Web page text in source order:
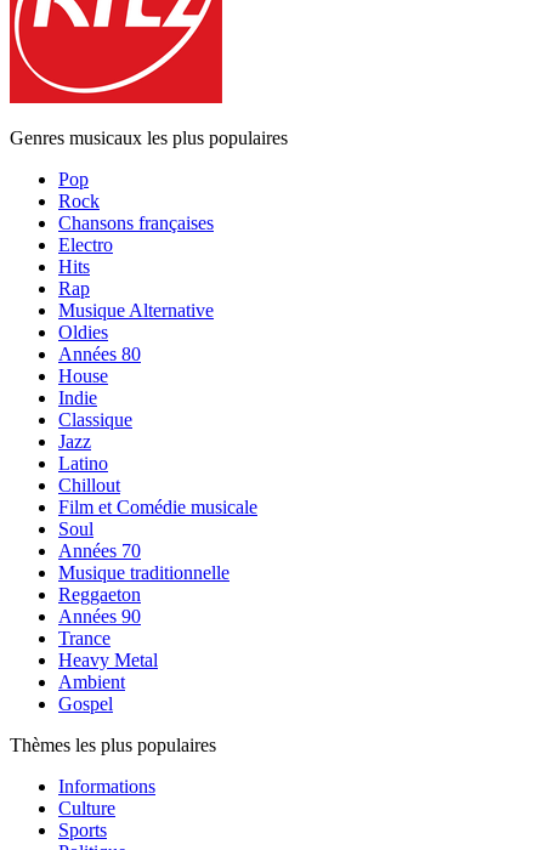
Genres musicaux les plus populaires
Pop
Rock
Chansons françaises
Electro
Hits
Rap
Musique Alternative
Oldies
Années 80
House
Indie
Classique
Jazz
Latino
Chillout
Film et Comédie musicale
Soul
Années 70
Musique traditionnelle
Reggaeton
Années 90
Trance
Heavy Metal
Ambient
Gospel
Thèmes les plus populaires
Informations
Culture
Sports